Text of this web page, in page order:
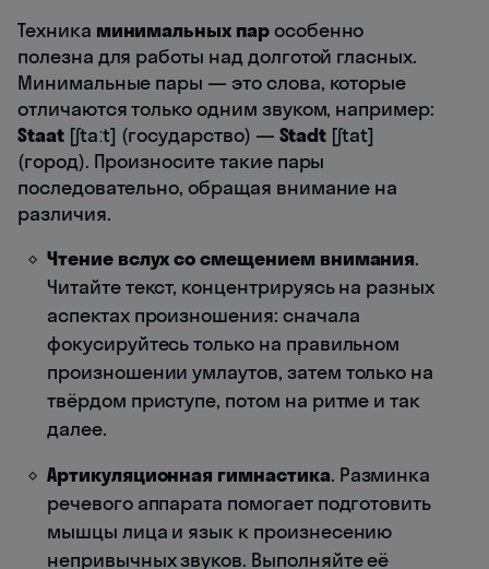
Техника минимальных парособенно
полезна для работы над долготой гласных.
Минимальные пары — это слова, которые
отличаются только одним звуком, например:
Staat[ʃtaːt] (государство) — Stadt [ʃtat]
(город). Произносите такие пары
последовательно, обращая внимание на
различия.
Чтение вслух со смещением внимания.
Читайте текст, концентрируясь на разных
аспектах произношения: сначала
фокусируйтесь только на правильном
произношении умлаутов, затем только на
твёрдом приступе, потом на ритме и так
далее.
Артикуляционная гимнастика. Разминка
речевого аппарата помогает подготовить
мышцы лица и язык к произнесению
непривычных звуков. Выполняйте её